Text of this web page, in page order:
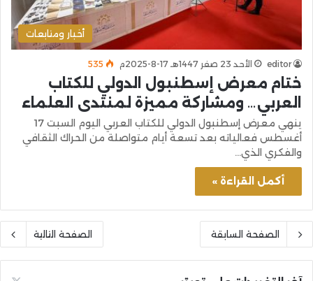
أخبار ومتابعات
editor الأحد 23 صفر 1447هـ 17-8-2025م 535
ختام معرض إسطنبول الدولي للكتاب
العربي… ومشاركة مميزة لمنتدى العلماء
ينهي معرض إسطنبول الدولي للكتاب العربي اليوم السبت 17
أغسطس فعالياته بعد تسعة أيام متواصلة من الحراك الثقافي
والفكري الذي…
أكمل القراءة »
الصفحة السابقة الصفحة التالية